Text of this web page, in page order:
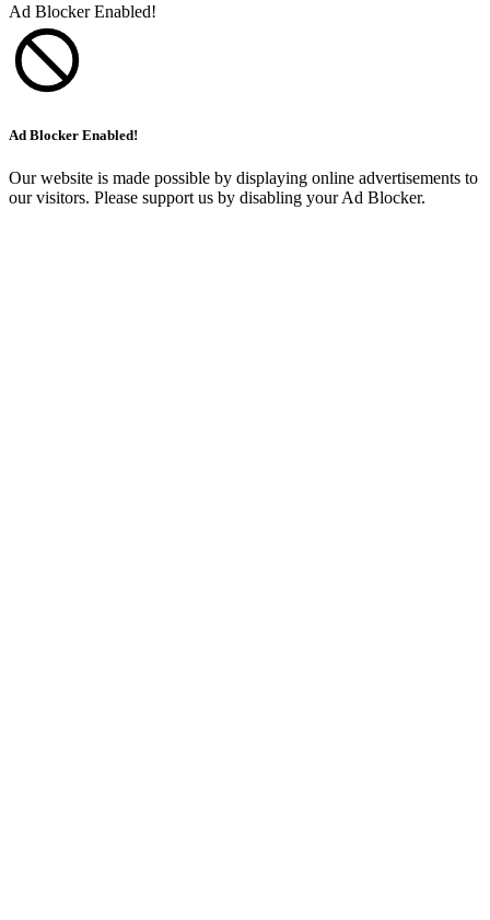
Ad Blocker Enabled!
Ad Blocker Enabled!
Our website is made possible by displaying online advertisements to
our visitors. Please support us by disabling your Ad Blocker.